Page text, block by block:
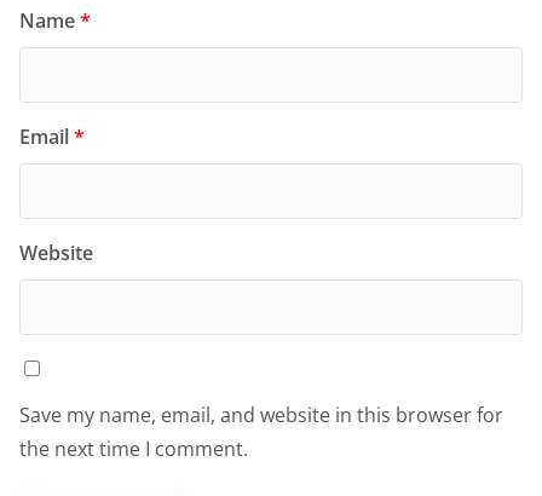
Name*
Email*
Website
Save my name, email, and website in this browser for
the next time I comment.